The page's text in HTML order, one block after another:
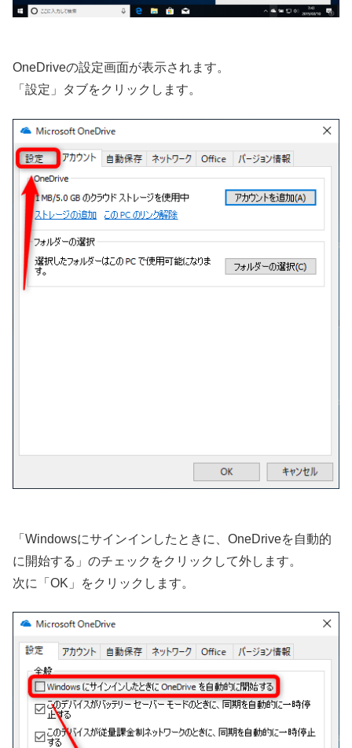
OneDriveの設定画面が表示されます。
「設定」タブをクリックします。
「Windowsにサインインしたときに、OneDriveを自動的
に開始する」のチェックをクリックして外します。
次に「OK」をクリックします。